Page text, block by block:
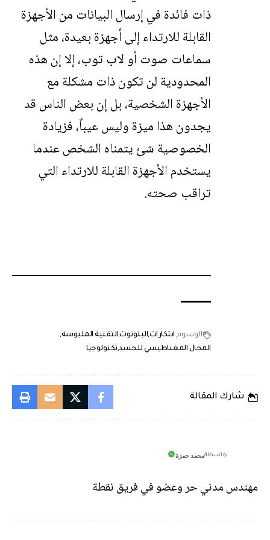
ذات فائدة في إرسال البيانات من الأجهزة
القابلة للارتداء إلى أجهزة بعيدة، مثل
سماعات صوت أو لاب توب، إلا إن هذه
المحدودية لن تكون ذات مشكلة مع
الأجهزة الشخصية، بل إن بعض الناس قد
يجدون هذا ميزة وليس عيباً، فزيادة
الخصوصية شئ يتمناه الشخص عندما
يستخدم الأجهزة القابلة للارتداء التي
تراقب صحته.
الوسوم ابتكاراتالبلوتوث التقنية الملبوسة
المجال المغناطيسي للجسد تكنولوجيا
شارك المقالة
بواسطةمحمد حمزة
مهندس مدني حر وعضو في فريق نقطة